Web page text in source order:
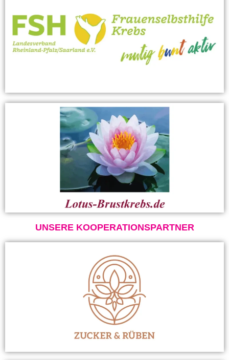
UNSERE KOOPERATIONSPARTNER